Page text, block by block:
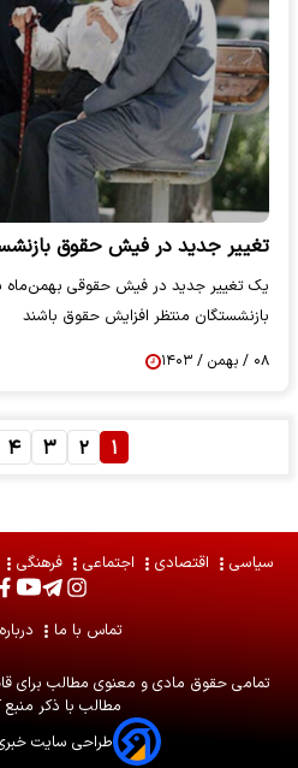
تغییر جدید در فیش حقوق
یک تغییر جدید در فیش حقوقی بهمن‌ماه
بازنشستگان منتظر افزایش حقوق باشند
۰۸ / بهمن / ۱۴۰۳
۱ ۲ ۳ ۴
سیاسی اقتصادی اجتماعی فرهنگی
تماس با ما
تمامی حقوق مادی و معنوی مطالب برای
مطالب با ذکر منبع
طراحی سایت